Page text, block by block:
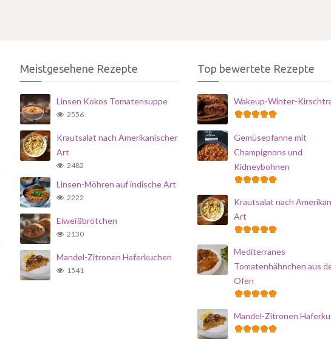
Meistgesehene Rezepte
Linsen Kokos Tomatensuppe
2556
Krautsalat nach Amerikanischer
Art
2482
Linsen-Möhren auf indische Art
2222
Eiweißbrötchen
2130
Mandel-Zitronen Haferkuchen
1541
Top bewertete Rezepte
Wakeup-Winter-
Gemüsepfanne mit
Champignons und
Kidneybohnen
Krautsalat nach
Art
Mediterranes
Tomatenhähnchen aus
Ofen
Mandel-Zitronen